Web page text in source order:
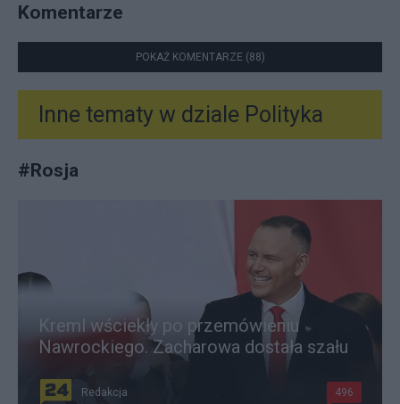
Komentarze
POKAŻ KOMENTARZE (88)
Inne tematy w dziale Polityka
#Rosja
Kreml wściekły po przemówieniu
Nawrockiego. Zacharowa dostała szału
Redakcja 496